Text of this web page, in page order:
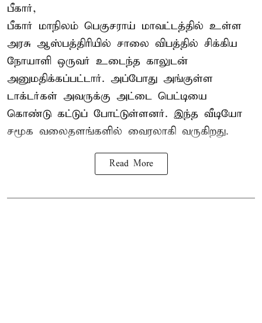
பீகார்,
பீகார் மாநிலம் பெகுசராய் மாவட்டத்தில் உள்ள
அரசு ஆஸ்பத்திரியில் சாலை விபத்தில் சிக்கிய
நோயாளி ஒருவர் உடைந்த காலுடன்
அனுமதிக்கப்பட்டார். அப்போது அங்குள்ள
டாக்டர்கள் அவருக்கு அட்டை பெட்டியை
கொண்டு கட்டுப் போட்டுள்ளனர். இந்த வீடியோ
சமூக வலைதளங்களில் வைரலாகி வருகிறது.
Read More